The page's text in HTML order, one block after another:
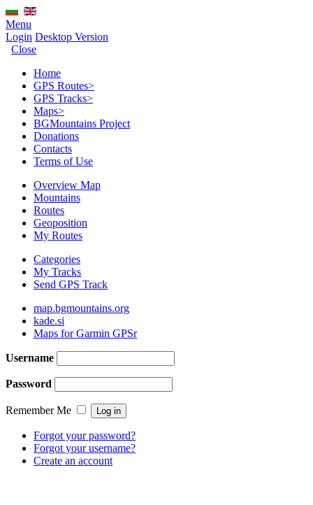
Menu
Login Desktop Version
Close
Home
GPS Routes>
GPS Tracks>
Maps>
BGMountains Project
Donations
Contacts
Terms of Use
Overview Map
Mountains
Routes
Geoposition
My Routes
Categories
My Tracks
Send GPS Track
map.bgmountains.org
kade.si
Maps for Garmin GPSr
Username
Password
Remember Me
Forgot your password?
Forgot your username?
Create an account